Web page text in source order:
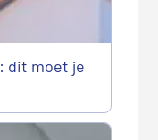
dit moet je